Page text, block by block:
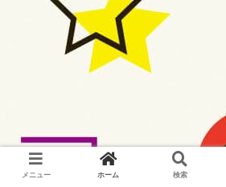
メニュー ホーム 検索